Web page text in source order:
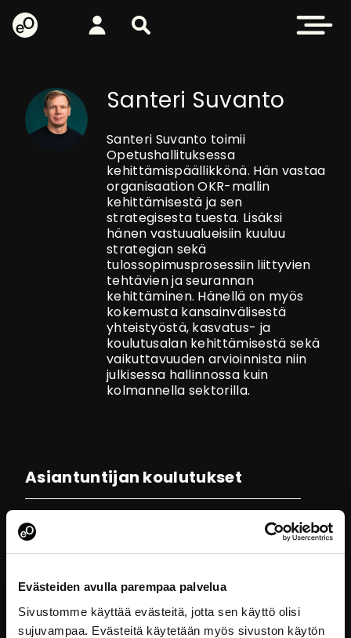
Evästeiden avulla parempaa palvelua
Sivustomme käyttää evästeitä, jotta sen käyttö olisi
sujuvampaa. Evästeitä käytetään myös sivuston käytön
eOppiva - Etusivulle
Kirjaudu Etsi sivustolta Avaa
Santeri Suvanto
Santeri Suvanto toimii
Opetushallituksessa
kehittämispäällikkönä. Hän vastaa
organisaation OKR-mallin
kehittämisestä ja sen
strategisesta tuesta. Lisäksi
hänen vastuualueisiin kuuluu
strategian sekä
tulossopimusprosessiin liittyvien
tehtävien ja seurannan
kehittäminen. Hänellä on myös
kokemusta kansainvälisestä
yhteistyöstä, kasvatus- ja
koulutusalan kehittämisestä sekä
vaikuttavuuden arvioinnista niin
julkisessa hallinnossa kuin
kolmannella sektorilla.
Asiantuntijan koulutukset